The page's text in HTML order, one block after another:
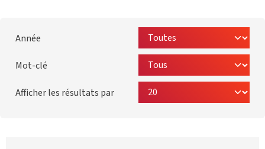
Année
Mot-clé
Afficher les résultats par